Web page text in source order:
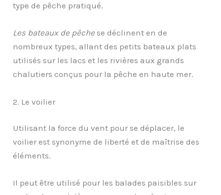
type de pêche pratiqué.
Les bateaux de pêche se déclinent en de
nombreux types, allant des petits bateaux plats
utilisés sur les lacs et les rivières aux grands
chalutiers conçus pour la pêche en haute mer.
2. Le voilier
Utilisant la force du vent pour se déplacer, le
voilier est synonyme de liberté et de maîtrise des
éléments.
Il peut être utilisé pour les balades paisibles sur